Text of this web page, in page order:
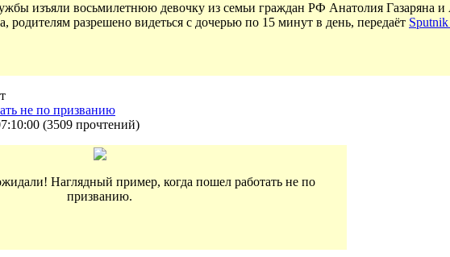
изъяли восьмилетнюю девочку из семьи граждан РФ Анатолия Газаряна
родителям разрешено видеться с дочерью по 15 минут в день, передаёт
не по призванию
(3509 прочтений)
Наглядный пример, когда пошел работать не по
призванию.